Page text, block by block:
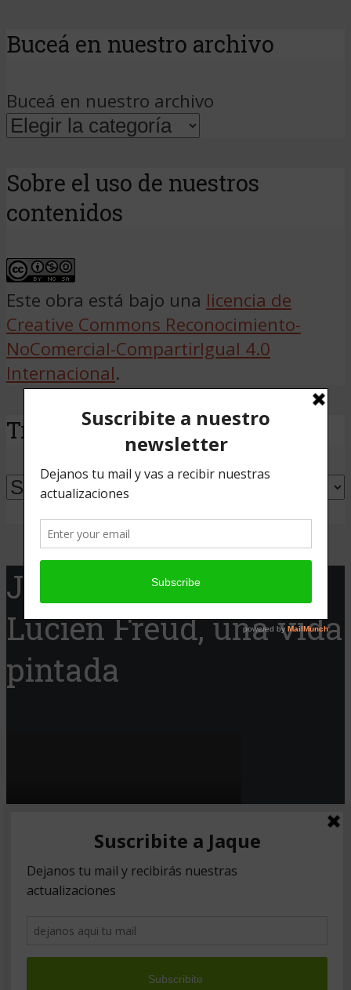
Buceá en nuestro archivo
Buceá en nuestro archivo
Sobre el uso de nuestros
contenidos
Este obra está bajo una licencia de
Creative Commons Reconocimiento-
NoComercial-CompartirIgual 4.0
Internacional.
Traducir
Jaque Cine presenta:
Lucien Freud, una vida
pintada
Copyright © 2026. Created by